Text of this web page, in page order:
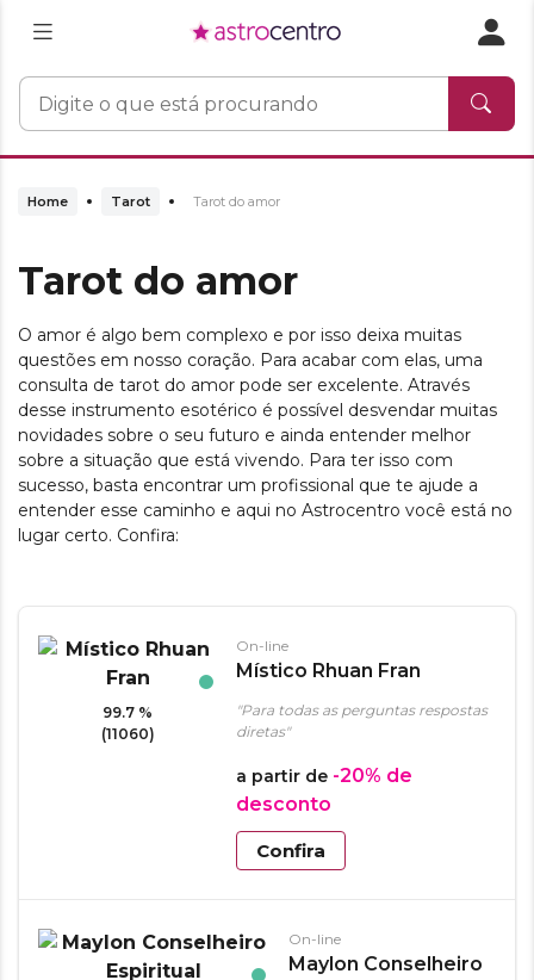
Home Tarot Tarot do amor
Tarot do amor
O amor é algo bem complexo e por isso deixa muitas
questões em nosso coração. Para acabar com elas, uma
consulta de tarot do amor pode ser excelente. Através
desse instrumento esotérico é possível desvendar muitas
novidades sobre o seu futuro e ainda entender melhor
sobre a situação que está vivendo. Para ter isso com
sucesso, basta encontrar um profissional que te ajude a
entender esse caminho e aqui no Astrocentro você está no
lugar certo. Confira:
99.7 %
(11060)
On-line
Místico Rhuan Fran
"Para todas as perguntas respostas
diretas"
a partir de -20% de
desconto
Confira
On-line
Maylon Conselheiro